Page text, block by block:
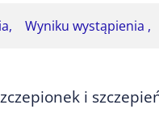
Wyniku wystąpienia ,
i